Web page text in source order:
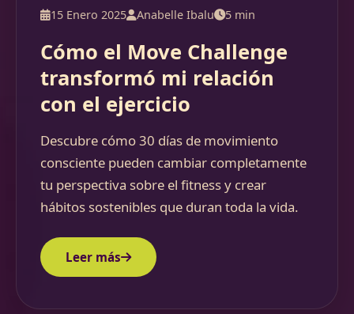
15 Enero 2025 Anabelle Ibalu 5 min
Cómo el Move Challenge
transformó mi relación
con el ejercicio
Descubre cómo 30 días de movimiento
consciente pueden cambiar completamente
tu perspectiva sobre el fitness y crear
hábitos sostenibles que duran toda la vida.
Leer más